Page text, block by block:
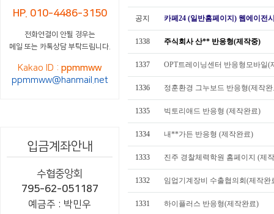
HP. 010-4486-3150
전화연결이 안될 경우는
메일 또는 카톡상담 부탁드립니다.
Kakao ID :ppmmww
ppmmww@hanmail.net
입금계좌안내
수협중앙회
795-62-051187
예금주 : 박민우
공지 카페24 (일반홈페이지) 웹에이전
1338 주식회사 산** 반응형(제작중)
1337 OPT트레이닝센터 반응형모바일(
1336 정훈환경 그누보드 반응형(제작
1335 빅토리애드 반응형 (제작완료)
1334 내**가든 반응형 (제작완료)
1333 진주 경찰체력학원 홈페이지 (제
1332 임업기계장비 수출협의회(제작완
1331 하이플러스 반응형(제작완료)